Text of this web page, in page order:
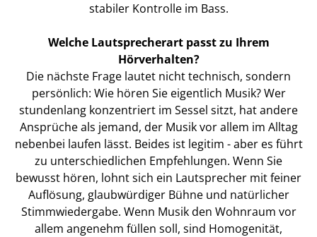
stabiler Kontrolle im Bass.
Welche Lautsprecherart passt zu Ihrem
Hörverhalten?
Die nächste Frage lautet nicht technisch, sondern
persönlich: Wie hören Sie eigentlich Musik? Wer
stundenlang konzentriert im Sessel sitzt, hat andere
Ansprüche als jemand, der Musik vor allem im Alltag
nebenbei laufen lässt. Beides ist legitim - aber es führt
zu unterschiedlichen Empfehlungen. Wenn Sie
bewusst hören, lohnt sich ein Lautsprecher mit feiner
Auflösung, glaubwürdiger Bühne und natürlicher
Stimmwiedergabe. Wenn Musik den Wohnraum vor
allem angenehm füllen soll, sind Homogenität,